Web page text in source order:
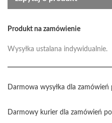
Produkt na zamówienie
Wysyłka ustalana indywidualnie.
Darmowa wysyłka dla zamówień
Darmowy kurier dla zamówień